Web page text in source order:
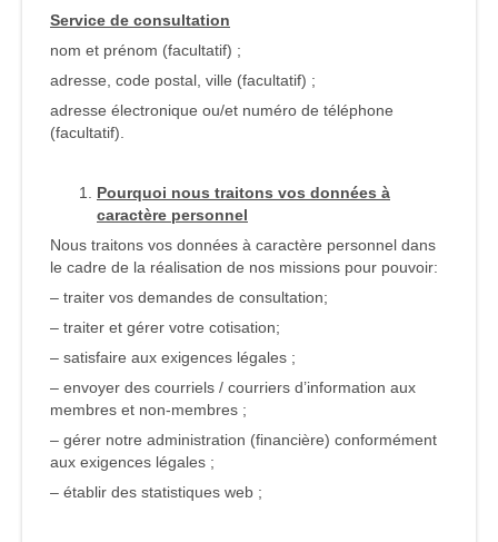
Service de consultation
nom et prénom (facultatif) ;
adresse, code postal, ville (facultatif) ;
adresse électronique ou/et numéro de téléphone
(facultatif).
Pourquoi nous traitons vos données à
caractère personnel
Nous traitons vos données à caractère personnel dans
le cadre de la réalisation de nos missions pour pouvoir:
– traiter vos demandes de consultation;
– traiter et gérer votre cotisation;
– satisfaire aux exigences légales ;
– envoyer des courriels / courriers d’information aux
membres et non-membres ;
– gérer notre administration (financière) conformément
aux exigences légales ;
– établir des statistiques web ;